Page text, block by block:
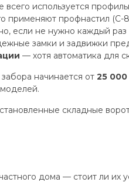
используется
применяют профнастил (С-
если не нужно каждый раз
замки и задвижки
— хотя автоматика для
начинается от 25
складные
дома — стоит ли их